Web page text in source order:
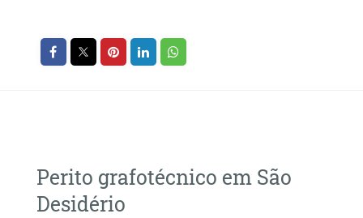
Perito grafotécnico em São
Desidério